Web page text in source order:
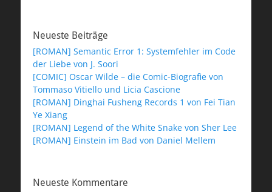
Neueste Beiträge
[ROMAN] Semantic Error 1: Systemfehler im Code
der Liebe von J. Soori
[COMIC] Oscar Wilde – die Comic-Biografie von
Tommaso Vitiello und Licia Cascione
[ROMAN] Dinghai Fusheng Records 1 von Fei Tian
Ye Xiang
[ROMAN] Legend of the White Snake von Sher Lee
[ROMAN] Einstein im Bad von Daniel Mellem
Neueste Kommentare